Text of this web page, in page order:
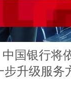
国银行将
步升级服